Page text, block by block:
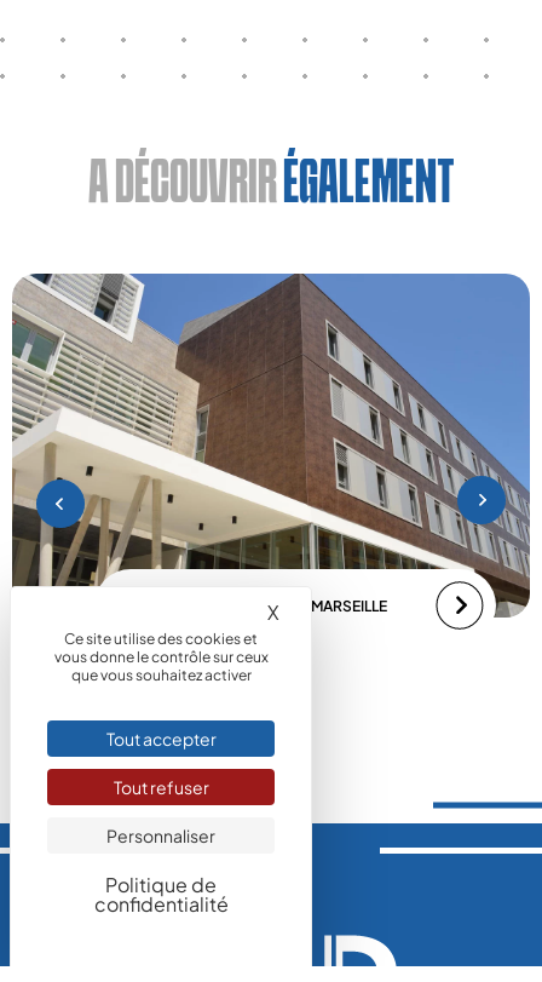
A DÉCOUVRIR ÉGALEMENT
HOPITAL AMBROISE PARÉ MARSEILLE
Ce site utilise des cookies et
vous donne le contrôle sur ceux
que vous souhaitez activer
Tout accepter
Tout refuser
Personnaliser
Politique de
confidentialité
X Masquer le bandeau des